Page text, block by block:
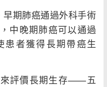
早期肺癌通過外科手術
中晚期肺癌可以通過
患者獲得長期帶癌生
評價長期生存——五